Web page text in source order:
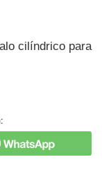
cilí­ndrico para